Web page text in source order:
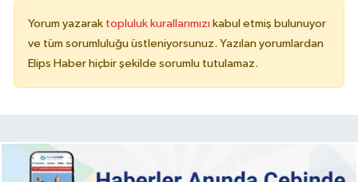
Yorum yazarak topluluk kurallarımızı kabul etmiş bulunuyor
ve tüm sorumluluğu üstleniyorsunuz. Yazılan yorumlardan
Elips Haber hiçbir şekilde sorumlu tutulamaz.